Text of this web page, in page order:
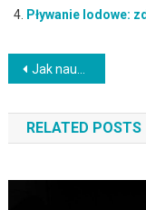
Pływanie lodowe:
Nawigacja
wpisu
Jak nauczyć się stania na przedramionach? Przewodnik dla początkujących
RELATED POSTS